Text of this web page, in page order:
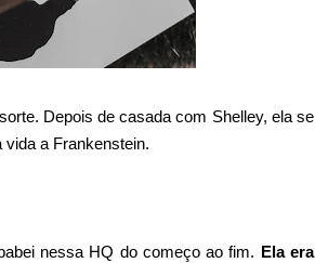
Depois de casada com Shelley, ela se
a Frankenstein.
nessa HQ do começo ao fim. Ela era